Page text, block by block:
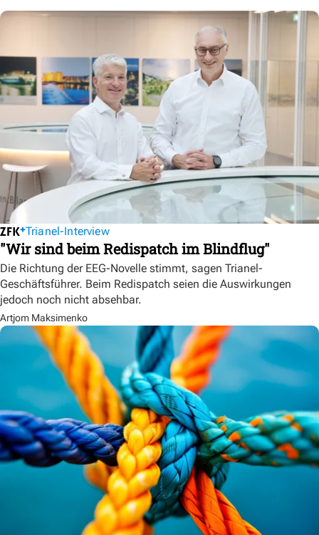
Trianel-Interview
"Wir sind beim Redispatch im Blindflug"
Die Richtung der EEG-Novelle stimmt, sagen Trianel-
Geschäftsführer. Beim Redispatch seien die Auswirkungen
jedoch noch nicht absehbar.
Artjom Maksimenko